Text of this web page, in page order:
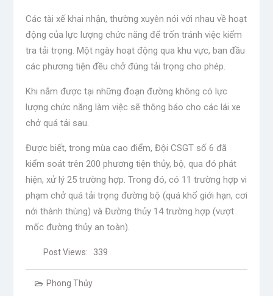
Các tài xế khai nhận, thường xuyên nói với nhau về hoạt
động của lực lượng chức năng để trốn tránh việc kiểm
tra tải trọng. Một ngày hoạt động qua khu vực, ban đầu
các phương tiện đều chở đúng tải trọng cho phép.
Khi nắm được tại những đoạn đường không có lực
lượng chức năng làm việc sẽ thông báo cho các lái xe
chở quá tải sau.
Được biết, trong mùa cao điểm, Đội CSGT số 6 đã
kiểm soát trên 200 phương tiện thủy, bộ, qua đó phát
hiện, xử lý 25 trường hợp. Trong đó, có 11 trường hợp vi
phạm chở quá tải trọng đường bộ (quá khổ giới hạn, cơi
nới thành thùng) vàĐường thủy 14 trường hợp (vượt
mốc đường thủy an toàn).
Post Views: 339
Phong Thủy